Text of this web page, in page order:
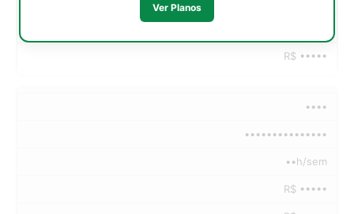
R$ •••••
••••
•••••••••••••••
••h/sem
R$ •••••
Ver Planos